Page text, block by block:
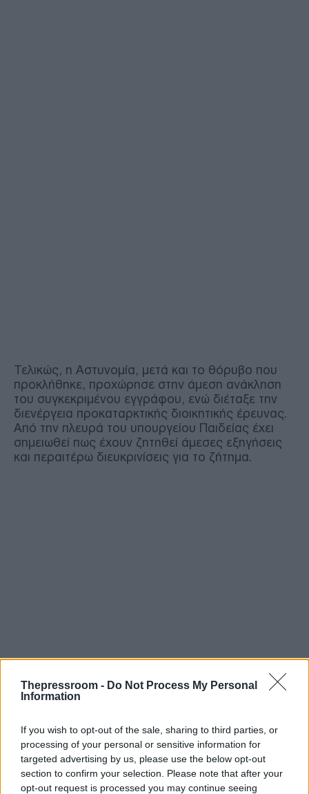
Thepressroom - Do Not Process My Personal
Information
If you wish to opt-out of the sale, sharing to third parties, or
processing of your personal or sensitive information for
targeted advertising by us, please use the below opt-out
section to confirm your selection. Please note that after your
opt-out request is processed you may continue seeing
Τελικώς, η Αστυνομία, μετά και το θόρυβο που
προκλήθηκε, προχώρησε στην άμεση ανάκληση
του συγκεκριμένου εγγράφου, ενώ διέταξε την
διενέργεια προκαταρκτικής διοικητικής έρευνας.
Από την πλευρά του υπουργείου Παιδείας έχει
σημειωθεί πως έχουν ζητηθεί άμεσες εξηγήσεις
και περαιτέρω διευκρινίσεις για το ζήτημα.